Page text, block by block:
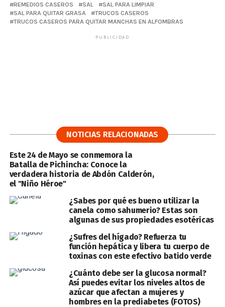
REMEDIOS CASEROS
SAL
SAL PARA LIMPIAR
SAL PARA QUITAR GRASA
TRUCOS CASEROS
TRUCOS CASEROS PARA QUITAR MANCHAS EN ALFOMBRAS
PUBLICIDAD
NOTICIAS RELACIONADAS
Este 24 de Mayo se conmemora la
Batalla de Pichincha: Conoce la
verdadera historia de Abdón Calderón,
el "Niño Héroe"
¿Sabes por qué es bueno utilizar la
canela como sahumerio? Estas son
algunas de sus propiedades esotéricas
¿Sufres del hígado? Refuerza tu
función hepática y libera tu cuerpo de
toxinas con este efectivo batido verde
¿Cuánto debe ser la glucosa normal?
Así puedes evitar los niveles altos de
azúcar que afectan a mujeres y
hombres en la prediabetes (FOTOS)